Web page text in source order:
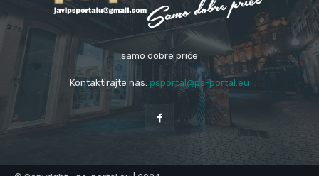
samo dobre priče
Kontaktirajte nas: psportal@ps-portal.eu